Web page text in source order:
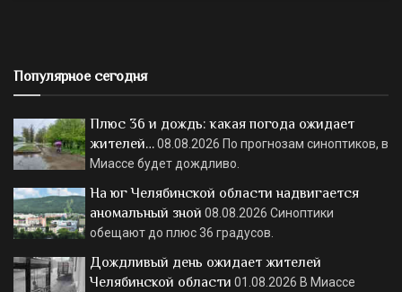
Популярное сегодня
Плюс 36 и дождь: какая погода ожидает
жителей…08.08.2026 По прогнозам синоптиков, в
Миассе будет дождливо.
На юг Челябинской области надвигается
аномальный зной 08.08.2026 Синоптики
обещают до плюс 36 градусов.
Дождливый день ожидает жителей
Челябинской области 01.08.2026 В Миассе